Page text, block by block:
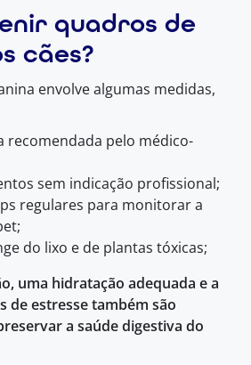
quadros de
cães?
envolve algumas medidas,
recomendada pelo médico-
sem indicação profissional;
regulares para monitorar a
do lixo e de plantas tóxicas;
uma hidratação adequada e a
de estresse também são
a saúde digestiva do